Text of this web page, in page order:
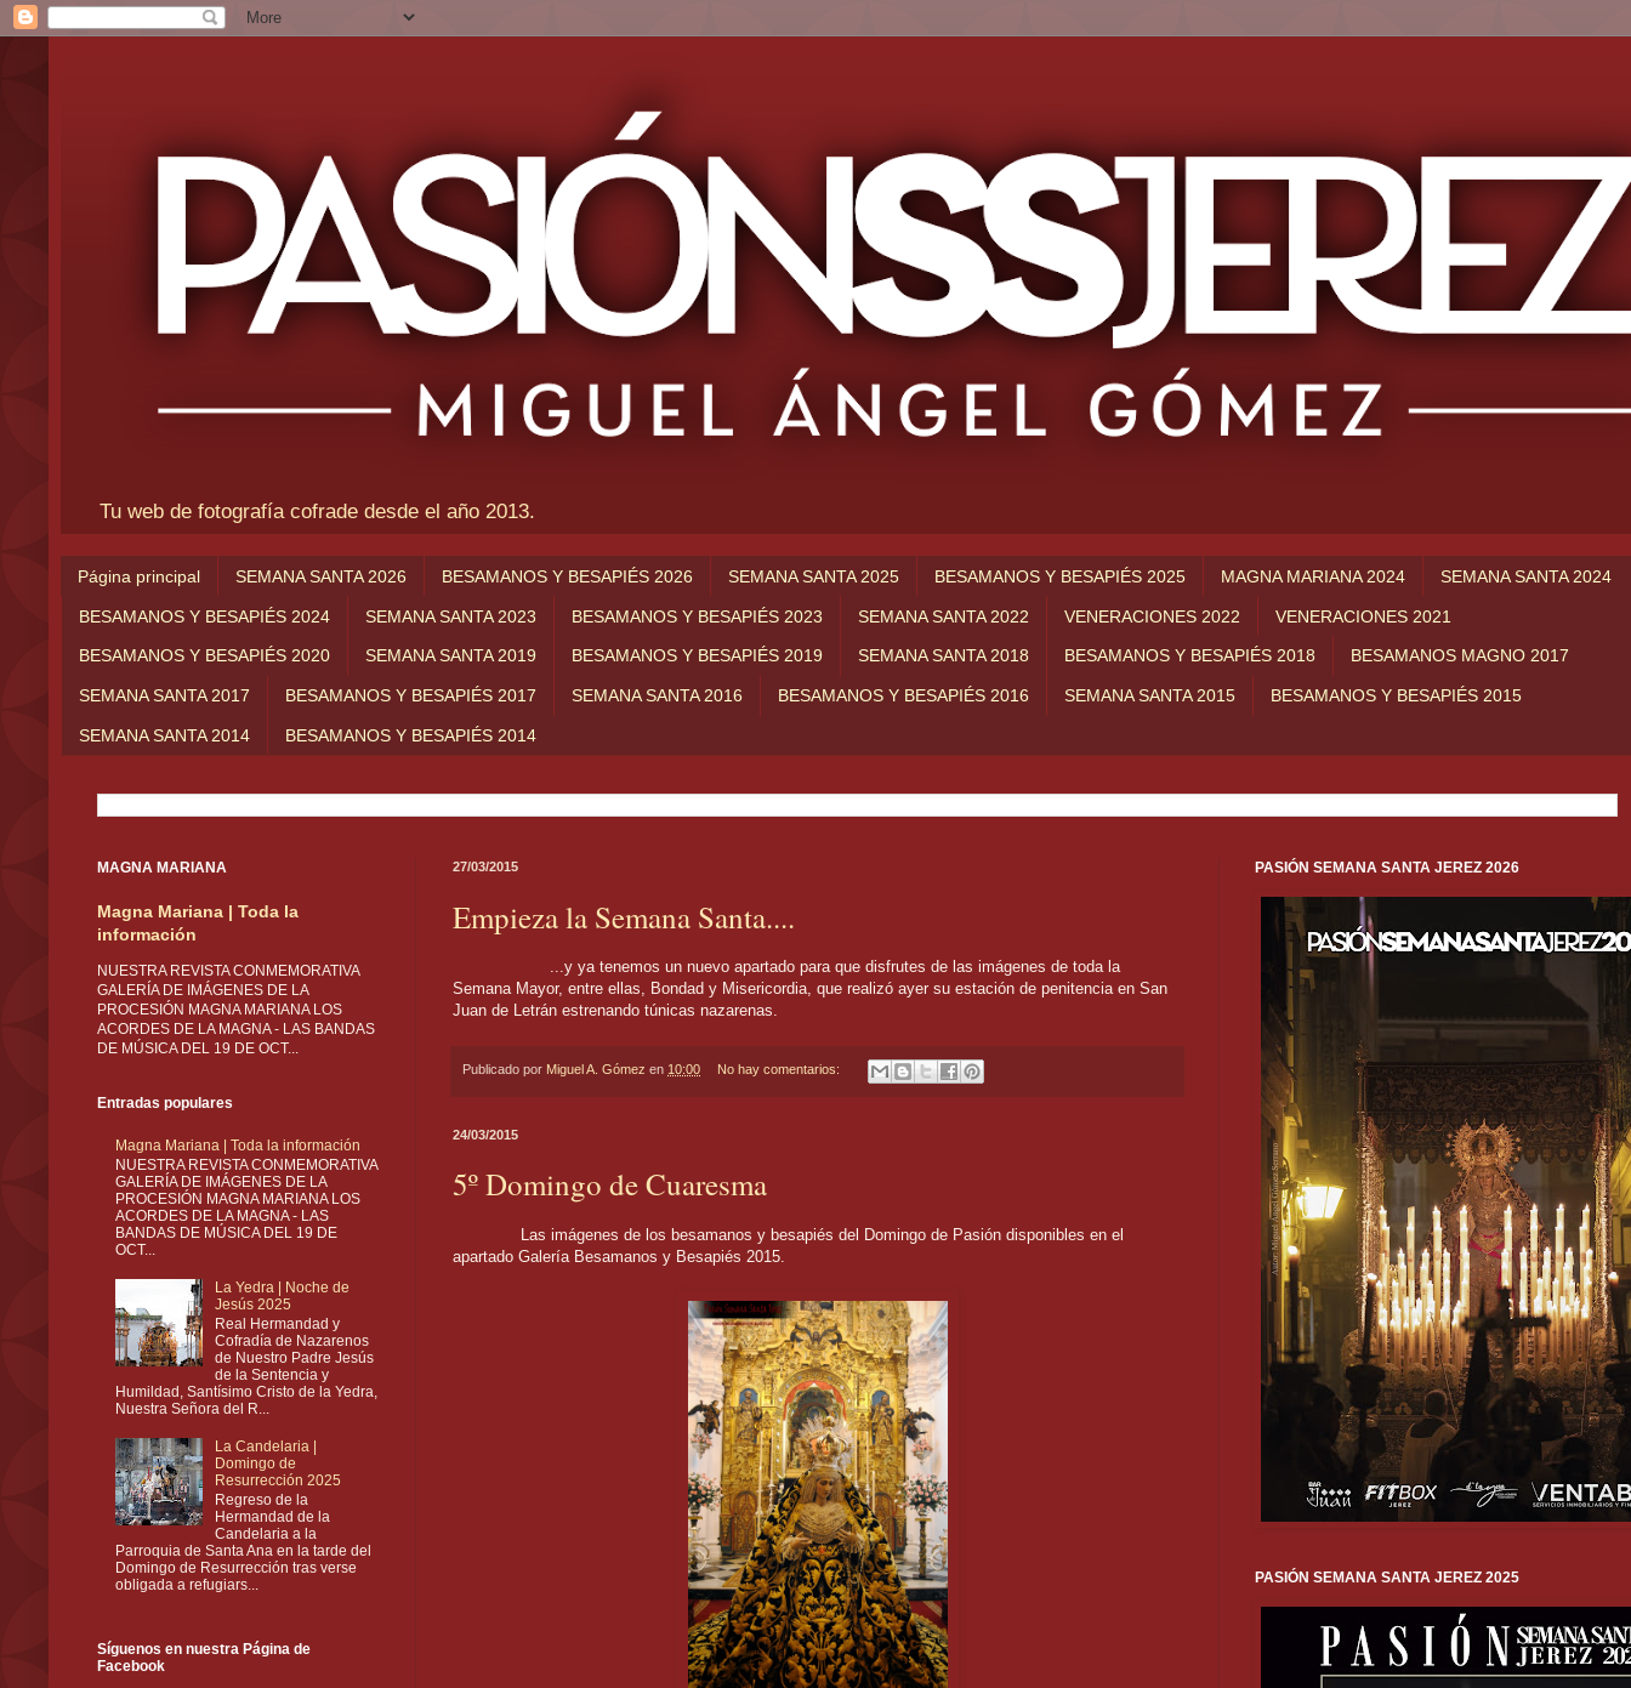
Tu web de fotografía cofrade desde el año 2013.
Página principal SEMANA SANTA 2026 BESAMANOS Y BESAPIÉS 2026 SEMANA SANTA 2025 BESAMANOS Y BESAPIÉS 2025 MAGNA MARIANA 2024 SEMANA SANTA 2024
BESAMANOS Y BESAPIÉS 2024 SEMANA SANTA 2023 BESAMANOS Y BESAPIÉS 2023 SEMANA SANTA 2022 VENERACIONES 2022 VENERACIONES 2021
BESAMANOS Y BESAPIÉS 2020 SEMANA SANTA 2019 BESAMANOS Y BESAPIÉS 2019 SEMANA SANTA 2018 BESAMANOS Y BESAPIÉS 2018 BESAMANOS MAGNO 2017
SEMANA SANTA 2017 BESAMANOS Y BESAPIÉS 2017 SEMANA SANTA 2016 BESAMANOS Y BESAPIÉS 2016 SEMANA SANTA 2015 BESAMANOS Y BESAPIÉS 2015
SEMANA SANTA 2014 BESAMANOS Y BESAPIÉS 2014
27/03/2015
Empieza la Semana Santa....
...y ya tenemos un nuevo apartado para que disfrutes de las imágenes de toda la
Semana Mayor, entre ellas, Bondad y Misericordia, que realizó ayer su estación de penitencia en San
Juan de Letrán estrenando túnicas nazarenas.
Publicado por Miguel A. Gómez en 10:00 No hay comentarios:
24/03/2015
5º Domingo de Cuaresma
Las imágenes de los besamanos y besapiés del Domingo de Pasión disponibles en el
apartado Galería Besamanos y Besapiés 2015.
MAGNA MARIANA
Magna Mariana | Toda la
información
NUESTRA REVISTA CONMEMORATIVA
GALERÍA DE IMÁGENES DE LA
PROCESIÓN MAGNA MARIANA LOS
ACORDES DE LA MAGNA - LAS BANDAS
DE MÚSICA DEL 19 DE OCT...
Entradas populares
Magna Mariana | Toda la información
NUESTRA REVISTA CONMEMORATIVA
GALERÍA DE IMÁGENES DE LA
PROCESIÓN MAGNA MARIANA LOS
ACORDES DE LA MAGNA - LAS
BANDAS DE MÚSICA DEL 19 DE
OCT...
La Yedra | Noche de
Jesús 2025
Real Hermandad y
Cofradía de Nazarenos
de Nuestro Padre Jesús
de la Sentencia y
Humildad, Santísimo Cristo de la Yedra,
Nuestra Señora del R...
La Candelaria |
Domingo de
Resurrección 2025
Regreso de la
Hermandad de la
Candelaria a la
Parroquia de Santa Ana en la tarde del
Domingo de Resurrección tras verse
obligada a refugiars...
Síguenos en nuestra Página de
Facebook
PASIÓN SEMANA SANTA JEREZ 2026
PASIÓN SEMANA SANTA JEREZ 2025